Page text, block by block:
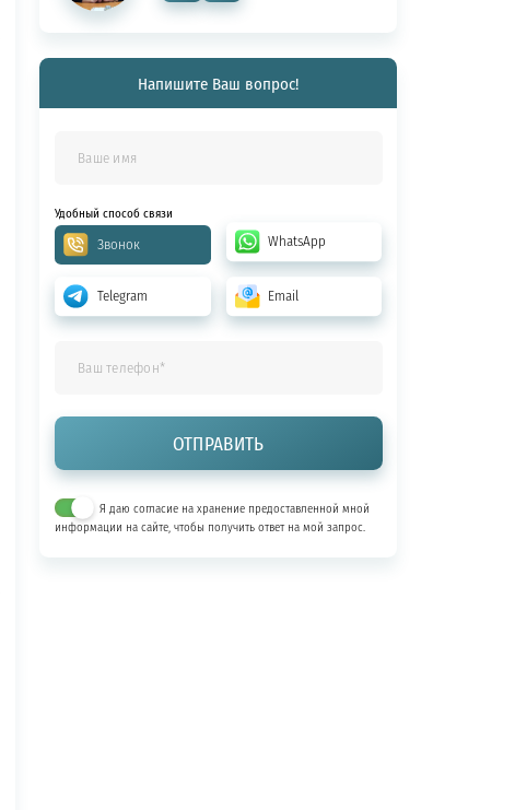
Напишите Ваш вопрос!
Удобный способ связи
Звонок WhatsApp
Telegram Email
Я даю согласие на хранение предоставленной мной
информации на сайте, чтобы получить ответ на мой запрос.